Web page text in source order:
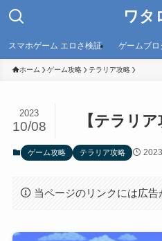
ワタ
スマホゲーム エロさ検証 ゲームブロ
ホーム ゲーム攻略 テラリア攻略
【テラリア
2023
10/08
ゲーム攻略 テラリア攻略
当ページのリンクには広告